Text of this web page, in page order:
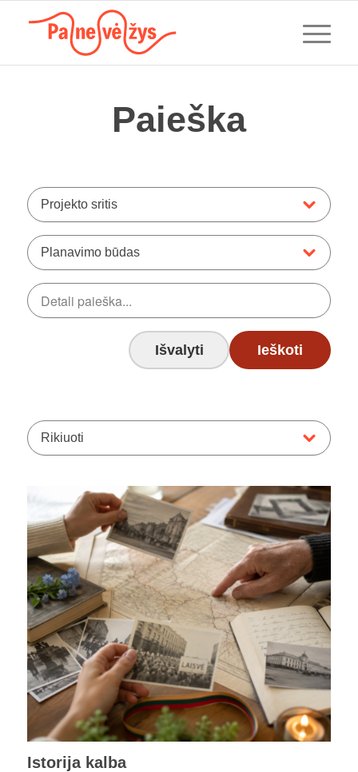
Paieška
Projekto sritis
Planavimo būdas
Išvalyti Ieškoti
Rikiuoti
Istorija kalba